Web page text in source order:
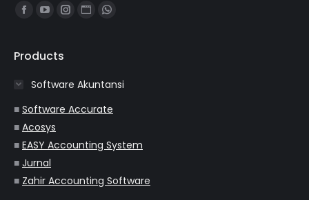
Find us on:
Facebook
opens
new
window
YouTube
opens
new
window
Instagram
new
window
Website
new
window
Whatsapp
new
window
Products
Software Akuntansi
■ Software Accurate
■ Acosys
■ EASY Accounting System
■ Jurnal
■ Zahir Accounting Software